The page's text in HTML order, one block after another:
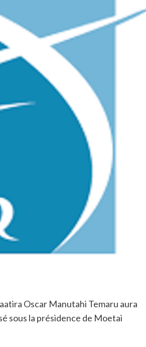
Oscar Manutahi Temaru aura
sous la présidence de Moetai